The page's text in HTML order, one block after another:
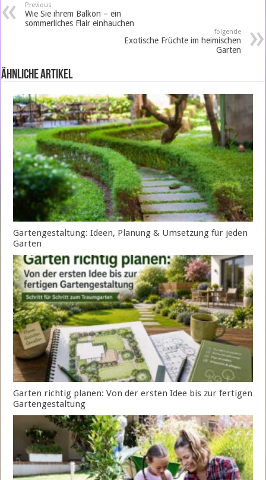
Previous
Wie Sie ihrem Balkon – ein
sommerliches Flair einhauchen
folgende
Exotische Früchte im heimischen
Garten
ähnliche Artikel
Gartengestaltung: Ideen, Planung & Umsetzung für jeden
Garten
Garten richtig planen: Von der ersten Idee bis zur fertigen
Gartengestaltung